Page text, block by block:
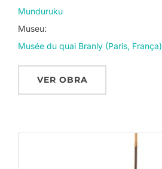
Munduruku
Museu:
Musée du quai Branly (Paris, França)
VER OBRA